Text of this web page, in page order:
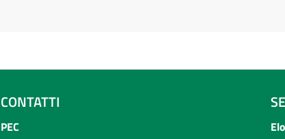
CONTATTI
PEC